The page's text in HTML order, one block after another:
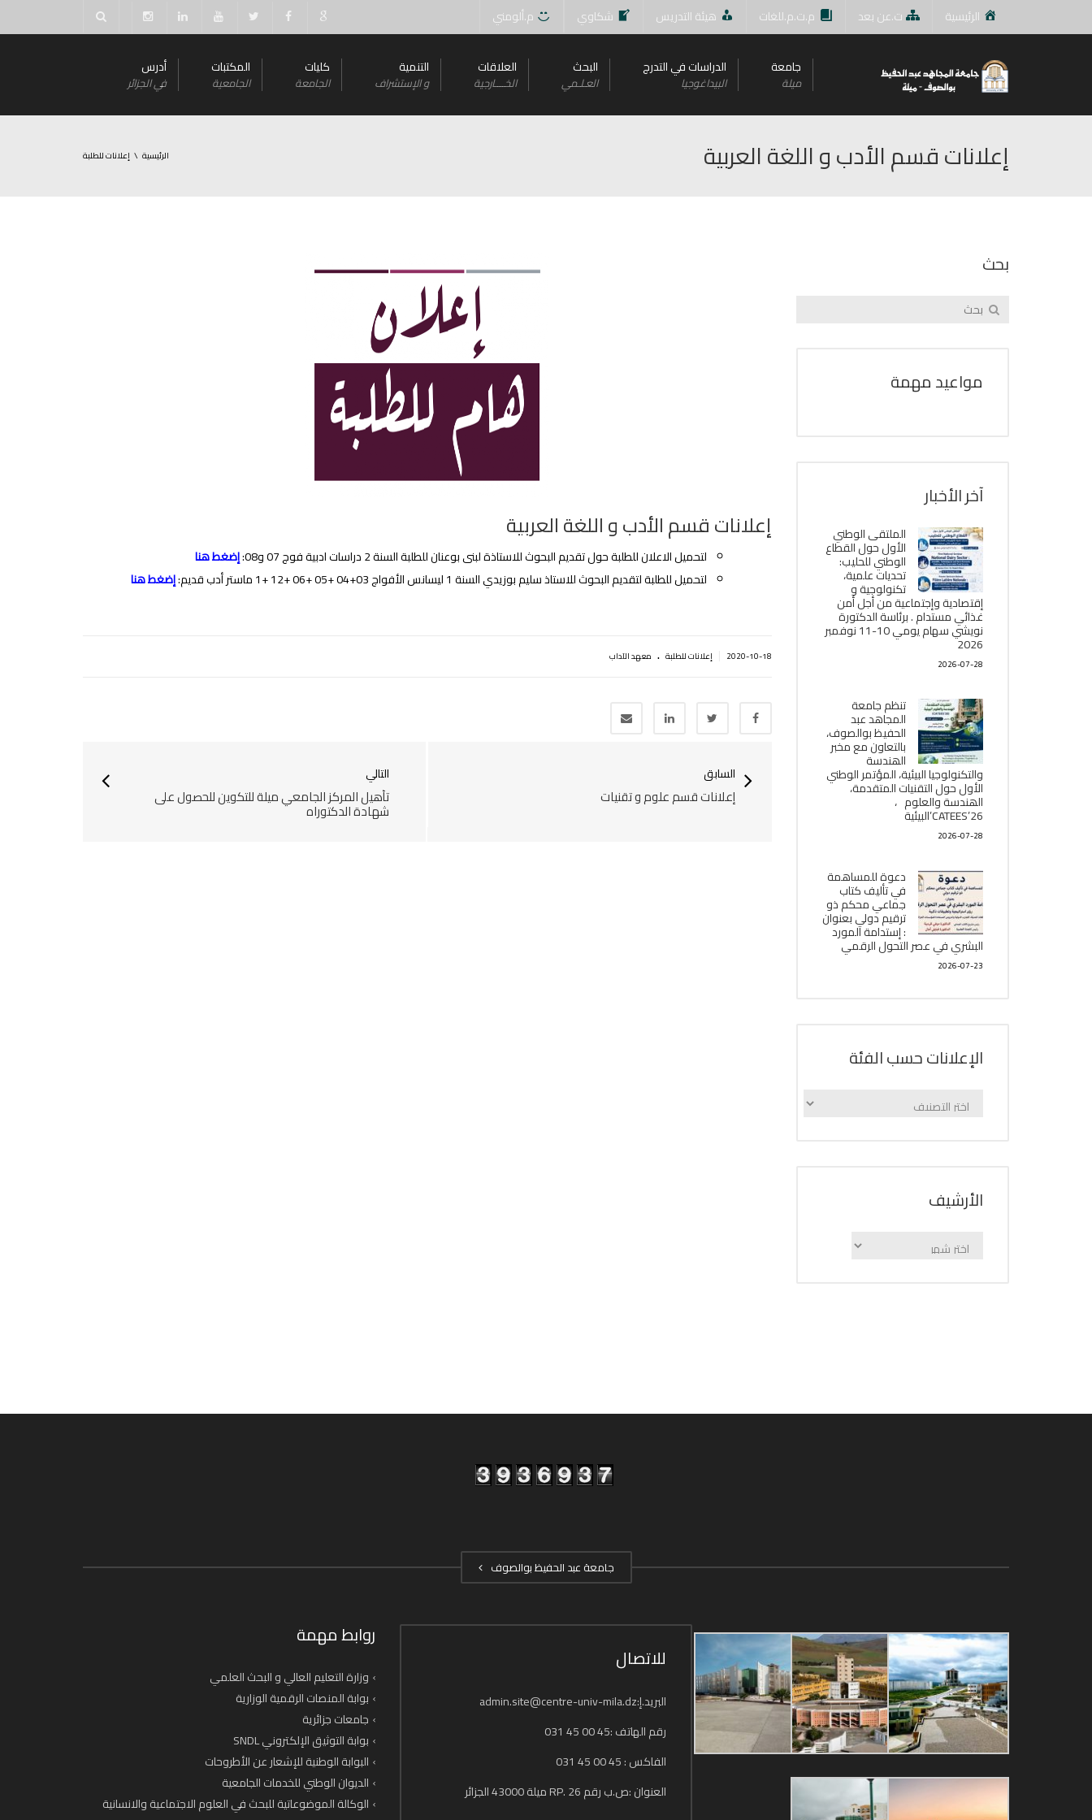
الرئيسية ت.عن بعد م.ت.م.للغات هيئة التدريس شكاوي م.ألومني
جامعة
ميلة
الدراسات في التدرج
البيداغوجيا
البحث
العـلـمي
العلاقات
الخــــارجية
التنمية
و اﻹستشراف
كليات
الجامعة
المكتبات
الجامعية
أدرس
في الجزائر
إعلانات قسم اﻷدب و اللغة العربية الرئيسية إعلانات للطلبة
إعلانات قسم اﻷدب و اللغة العربية
لتحميل الاعلان للطلبة حول تقديم البحوث للاستاذة لبنى بوعنان للطلبة السنة 2 دراسات ادبية فوج 07 و08:
إضغط هنا
لتحميل للطلبة لتقديم البحوث للاستاذ سليم بوزيدي السنة 1 ليسانس الأفواج 03+04 +05 +06 +12 +1 ماستر أدب قديم:
إضغط هنا
2020-10-18 إعلانات للطلبة . معهد الآداب
التالي
تأهيل المركز الجامعي ميلة للتكوين للحصول على
شهادة الدكتوراه
السابق
إعلانات قسم علوم و تقنيات
بحث
مواعيد مهمة
آخر الأخبار
الملتقى الوطني
الأول حول القطاع
الوطني للحليب:
تحديات علمية،
تكنولوجية و
إقتصادية وإجتماعية من أجل أمن
غذائي مستدام . برئاسة الدكتورة
نويشي سهام يومي 10-11 نوفمبر
2026
2026-07-28
تنظم جامعة
المجاهد عبد
الحفيظ بوالصوف،
بالتعاون مع مخبر
الھندسة
والتكنولوجيا البیئیة، المؤتمر الوطني
الأول حول التقنيات المتقدمة،
الھندسة والعلوم ،
CATEES’26’البیئية
2026-07-28
دعوة للمساهمة
في تأليف كتاب
جماعي محكم ذو
ترقيم دولي بعنوان
: إستدامة المورد
البشري في عصر التحول الرقمي
2026-07-23
الإعلانات حسب الفئة
الإعلانات
اﻷرشيف
اﻷرشيف
جامعة عبد الحفيظ بوالصوف
روابط مهمة
وزارة التعليم العالي و البحث العلمي
بوابة المنصات الرقمية الوزارية
جامعات جزائرية
بوابة التوثيق الإلكتروني SNDL
البوابة الوطنية للإشعار عن الأطروحات
الديوان الوطني للخدمات الجامعية
الوكالة الموضوعاتية للبحث في العلوم الاجتماعية والانسانية
للاتصال
البريد.إ:admin.site@centre-univ-mila.dz
رقم الهاتف :45 00 45 031
الفاكس : 45 00 45 031
العنوان :ص.ب رقم 26 .RP ميلة 43000 الجزائر